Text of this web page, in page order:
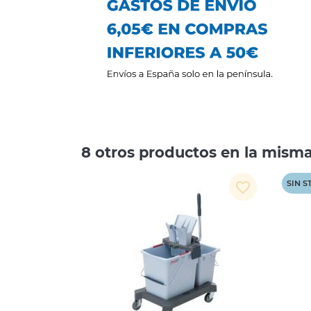
8 otros productos en la
favorite_border SIN